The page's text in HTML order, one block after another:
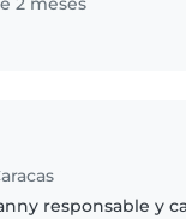
responsable y